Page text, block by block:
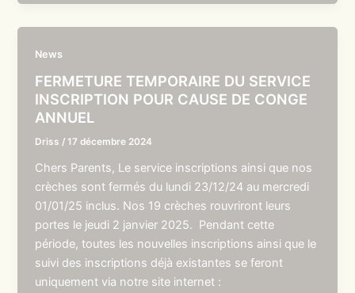
News
FERMETURE TEMPORAIRE DU SERVICE
INSCRIPTION POUR CAUSE DE CONGE
ANNUEL
Driss /17 décembre 2024
Chers Parents, Le service inscriptions ainsi que nos
crèches sont fermés du lundi 23/12/24 au mercredi
01/01/25 inclus. Nos 19 crèches rouvriront leurs
portes le jeudi 2 janvier 2025. Pendant cette
période, toutes les nouvelles inscriptions ainsi que le
suivi des inscriptions déjà existantes se feront
uniquement via notre site internet :